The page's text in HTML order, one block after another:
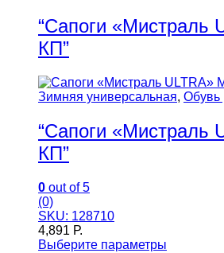
“Сапоги «Мистраль
КП”
Зимняя универсальная, Обувь
“Сапоги «Мистраль
КП”
0 out of 5
(0)
SKU: 128710
4,891 Р.
Выберите параметры